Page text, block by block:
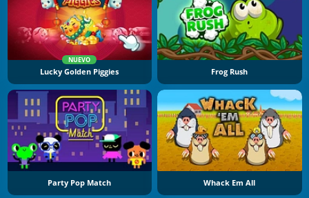
NUEVO
Lucky Golden Piggies Frog Rush
Party Pop Match Whack Em All